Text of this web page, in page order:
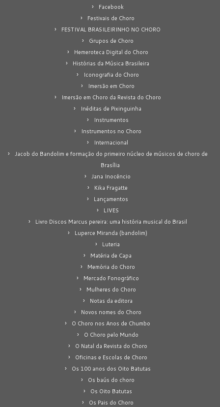
Facebook
Festivais de Choro
FESTIVAL BRASILEIRINHO NO CHORO
Grupos de Choro
Hemeroteca Digital do Choro
Histórias da Música Brasileira
Iconografia do Choro
Imersão em Choro
Imersão em Choro da Revista do Choro
Inéditas de Pixinguinha
Instrumentos
Instrumentos no Choro
Internacional
Jacob do Bandolim e formação do primeiro núcleo de músicos de choro de
Brasília
Jana Inocêncio
Kika Fragatte
Lançamentos
LIVES
Livro Discos Marcus pereira: uma história musical do Brasil
Luperce Miranda (bandolim)
Luteria
Matéria de Capa
Memória do Choro
Mercado Fonográfico
Mulheres do Choro
Notas da editora
Novos nomes do Choro
O Choro nos Anos de Chumbo
O Choro pelo Mundo
O Natal da Revista do Choro
Oficinas e Escolas de Choro
Os 100 anos dos Oito Batutas
Os baús do choro
Os Oito Batutas
Os Pais do Choro